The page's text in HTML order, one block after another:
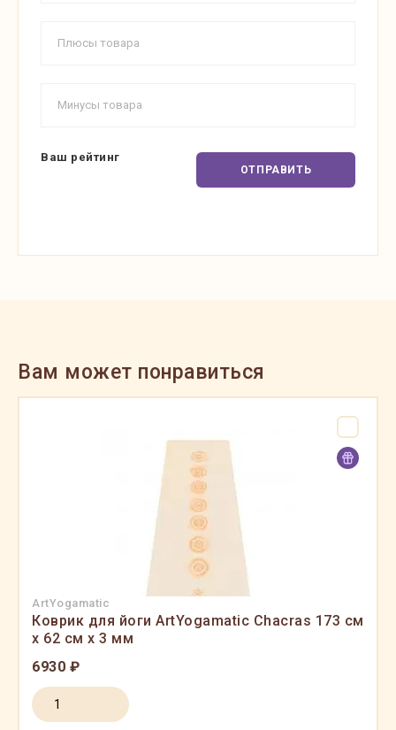
Ваш рейтинг
ОТПРАВИТЬ
Вам может понравиться
ArtYogamatic
Коврик для йоги ArtYogamatic Chacras 173 см
x 62 см x 3 мм
6930 ₽